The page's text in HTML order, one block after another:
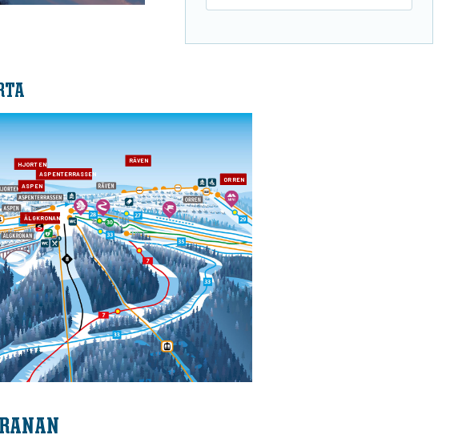
ASPEN
ORREN
ASPENTERRASSEN
ÄLGKRONAN
HJORTEN
RÄVEN